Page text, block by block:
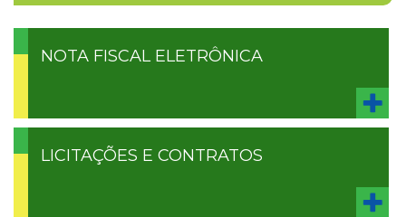
NOTA FISCAL ELETRÔNICA
LICITAÇÕES E CONTRATOS